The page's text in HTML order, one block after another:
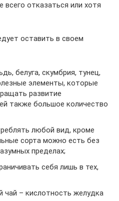
всего отказаться или хотя
оставить в своем
белуга, скумбрия, тунец,
элементы, которые
развитие
также большое количество
любой вид, кроме
сорта можно есть без
пределах;
себя лишь в тех,
чай – кислотность желудка